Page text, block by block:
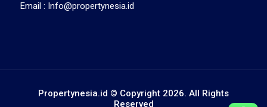
Email : Info@propertynesia.id
Propertynesia.id © Copyright 2026. All Rights
Reserved